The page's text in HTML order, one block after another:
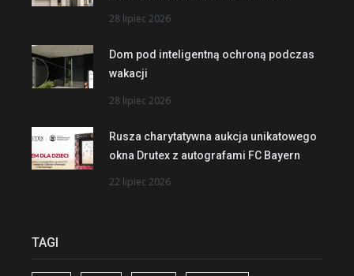
28 lipiec 2026
Dom pod inteligentną ochroną podczas
wakacji
28 lipiec 2026
Rusza charytatywna aukcja unikatowego
okna Drutex z autografami FC Bayern
22 lipiec 2026
TAGI